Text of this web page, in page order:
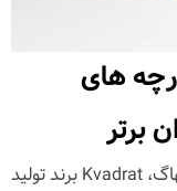
های
برتر
در طول 3 روز طراحی در اوایل این ماه در کپنهاگ، Kvadrat برند تولید